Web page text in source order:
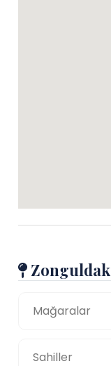
Zonguldak
Mağaralar
Sahiller